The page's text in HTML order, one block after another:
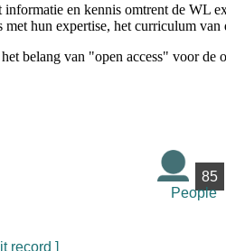
en kennis omtrent de WL
hun expertise, het curriculum
belang van "open access" voor de
85
People
record ]